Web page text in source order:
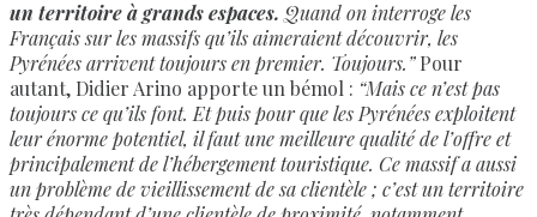
un territoire à grands espaces.Quand on interroge les
Français sur les massifs qu’ils aimeraient découvrir, les
Pyrénées arrivent toujours en premier. Toujours.”Pour
autant, Didier Arino apporte un bémol : “Mais ce n’est pas
toujours ce qu’ils font. Et puis pour que les Pyrénées exploitent
leur énorme potentiel, il faut une meilleure qualité de l’offre et
principalement de l’hébergement touristique. Ce massif a aussi
un problème de vieillissement de sa clientèle ; c’est un territoire